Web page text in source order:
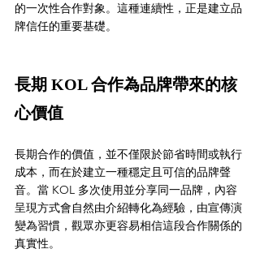
的一次性合作對象。這種連續性，正是建立品
牌信任的重要基礎。
長期 KOL 合作為品牌帶來的核
心價值
長期合作的價值，並不僅限於節省時間或執行
成本，而在於建立一種穩定且可信的品牌聲
音。當 KOL 多次使用並分享同一品牌，內容
呈現方式會自然由介紹轉化為經驗，由宣傳演
變為習慣，觀眾亦更容易相信這段合作關係的
真實性。